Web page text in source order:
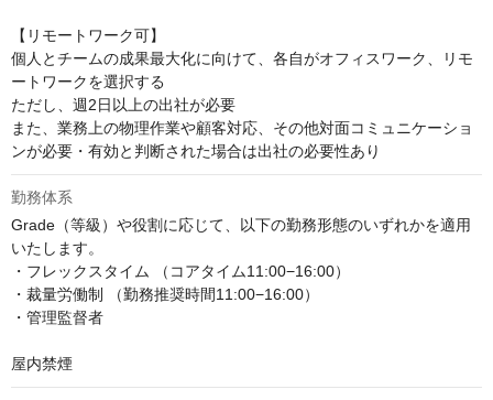
【リモートワーク可】
個人とチームの成果最大化に向けて、各自がオフィスワーク、リモ
ートワークを選択する
ただし、週2日以上の出社が必要
また、業務上の物理作業や顧客対応、その他対面コミュニケーショ
ンが必要・有効と判断された場合は出社の必要性あり
勤務体系
Grade（等級）や役割に応じて、以下の勤務形態のいずれかを適用
いたします。
・フレックスタイム （コアタイム11:00−16:00）
・裁量労働制 （勤務推奨時間11:00−16:00）
・管理監督者
屋内禁煙